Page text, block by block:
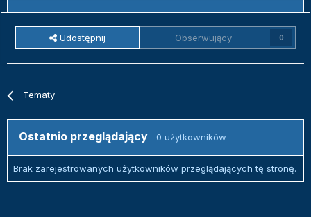
Udostępnij Obserwujący 0
Tematy
Ostatnio przeglądający 0 użytkowników
Brak zarejestrowanych użytkowników przeglądających tę stronę.